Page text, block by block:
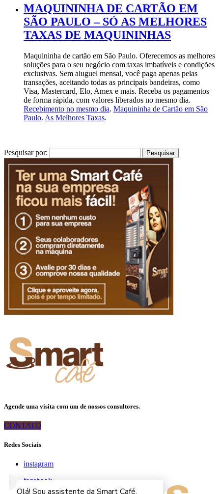
MAQUININHA DE CARTÃO EM
SÃO PAULO – SÓ AS MELHORES
TAXAS DE MAQUININHAS
Maquininha de cartão em São Paulo. Oferecemos as melhores
soluções para o seu negócio com taxas imbatíveis e condições
exclusivas. Sem aluguel mensal, você paga apenas pelas
transações, aceitando todas as principais bandeiras, como
Visa, Mastercard, Elo, Amex e mais. Receba os pagamentos
de forma rápida, com valores liberados no mesmo dia.
Recebimento no mesmo dia. Maquininha de Cartão em São
Paulo. As Melhores Taxas.
Pesquisar por:
Agende uma visita com um de nossos consultores.
CONTATO
Redes Sociais
instagram
facebook